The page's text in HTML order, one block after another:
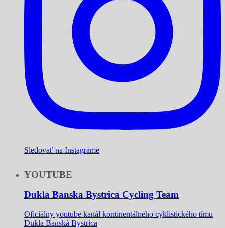
Sledovať na Instagrame
YOUTUBE
Dukla Banska Bystrica Cycling Team
Oficiálny youtube kanál kontinentálneho cyklistického tímu
Dukla Banská Bystrica